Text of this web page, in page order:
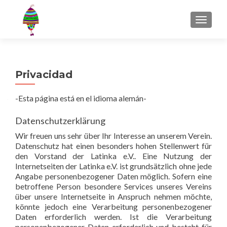
MENU
Privacidad
-Esta página está en el idioma alemán-
Datenschutzerklärung
Wir freuen uns sehr über Ihr Interesse an unserem Verein.
Datenschutz hat einen besonders hohen Stellenwert für
den Vorstand der Latinka e.V.. Eine Nutzung der
Internetseiten der Latinka e.V. ist grundsätzlich ohne jede
Angabe personenbezogener Daten möglich. Sofern eine
betroffene Person besondere Services unseres Vereins
über unsere Internetseite in Anspruch nehmen möchte,
könnte jedoch eine Verarbeitung personenbezogener
Daten erforderlich werden. Ist die Verarbeitung